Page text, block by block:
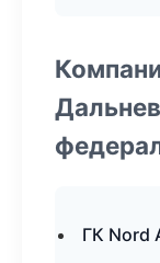
ГК Nord